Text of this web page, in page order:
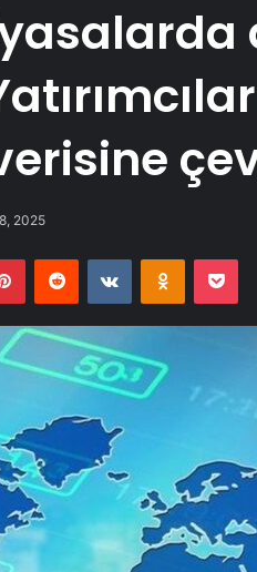
2025
PinterestReddit VKontakte